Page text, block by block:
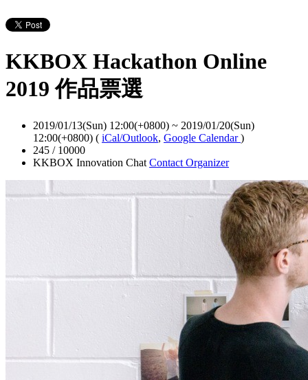
KKBOX Hackathon Online
2019 作品票選
2019/01/13(Sun) 12:00(+0800) ~ 2019/01/20(Sun)
12:00(+0800) ( iCal/Outlook, Google Calendar)
245 / 10000
KKBOX Innovation Chat Contact Organizer